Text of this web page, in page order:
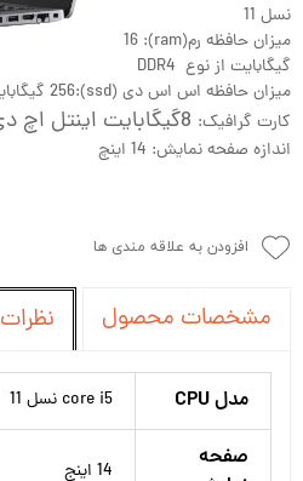
نسل 11
میزان حافظه رم(ram): 16
گیگابایت از نوع DDR4
میزان حافظه اس اس دی (ssd):256 گیگابایت
کارت گرافیک:
اندازه صفحه نمایش: 14 اینچ
افزودن به علاقه مندی ها
مشخصات محصول نظرات
مدل CPU core i5 نسل 11
صفحه
14 اینج